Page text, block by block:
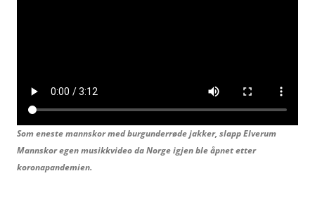
Som eneste mannskor med burgunderrøde jakker, slapp Elverum
Mannskor egen musikkvideo da Norge igjen ble åpnet etter
koronapandemien.